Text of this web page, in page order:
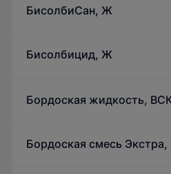
БисолбиСан, Ж
Бисолбицид, Ж
Бордоская жидкость,
Бордоская смесь